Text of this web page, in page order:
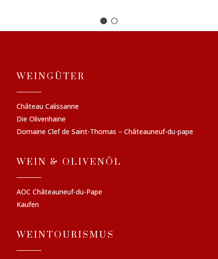
WEINGÜTER
Château Calissanne
Die Olivenhaine
Domaine Clef de Saint-Thomas – Châteauneuf-du-pape
WEIN & OLIVENÖL
AOC Châteauneuf-du-Pape
Kaufen
WEINTOURISMUS